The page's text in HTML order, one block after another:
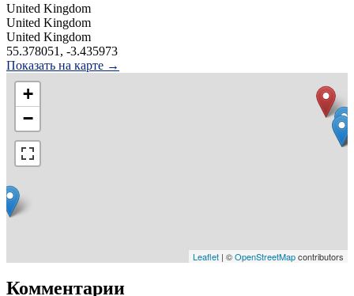
United Kingdom
United Kingdom
United Kingdom
55.378051, -3.435973
Показать на карте →
+
−
Leaflet | ©OpenStreetMapcontributors
Комментарии